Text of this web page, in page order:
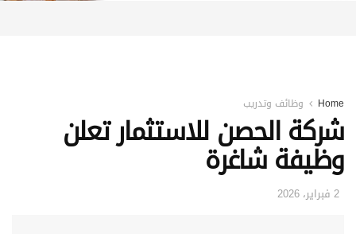
Home وظائف وتدريب
شركة الحصن للاستثمار تعلن
وظيفة شاغرة
2 فبراير، 2026